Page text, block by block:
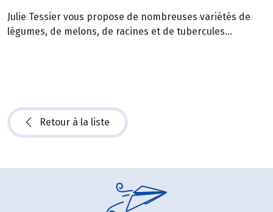
Julie Tessier vous propose de nombreuses variétés de
légumes, de melons, de racines et de tubercules...
Retour à la liste